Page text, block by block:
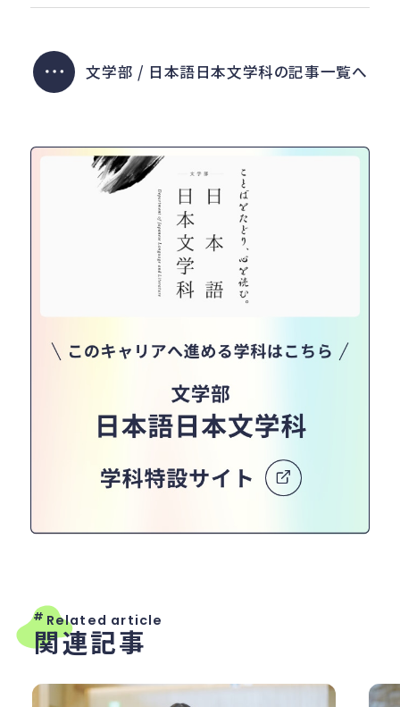
文学部 / 日本語日本文学科の記事一覧へ
# Related article
関連記事